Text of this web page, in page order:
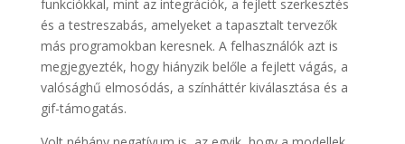
funkciókkal, mint az integrációk, a fejlett szerkesztés
és a testreszabás, amelyeket a tapasztalt tervezők
más programokban keresnek. A felhasználók azt is
megjegyezték, hogy hiányzik belőle a fejlett vágás, a
valósághű elmosódás, a színháttér kiválasztása és a
gif-támogatás.